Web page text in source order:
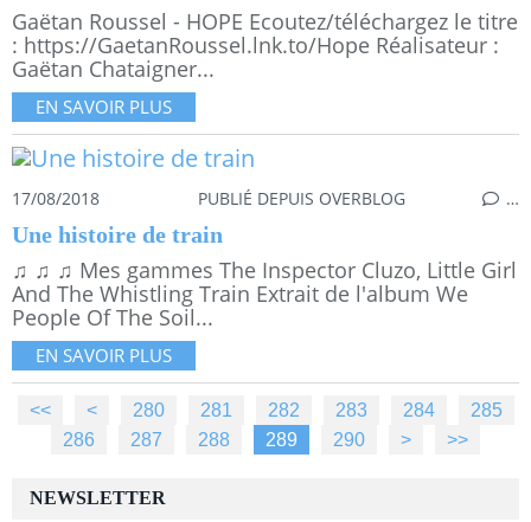
Gaëtan Roussel - HOPE Ecoutez/téléchargez le titre
: https://GaetanRoussel.lnk.to/Hope Réalisateur :
Gaëtan Chataigner...
EN SAVOIR PLUS
17/08/2018 PUBLIÉ DEPUIS OVERBLOG …
Une histoire de train
♫ ♫ ♫ Mes gammes The Inspector Cluzo, Little Girl
And The Whistling Train Extrait de l'album We
People Of The Soil...
EN SAVOIR PLUS
<< < 200
210
220
230
240
250
260
270
280 281 282 283 284
285
286
287 288 289 290 300
400
500
> >>
NEWSLETTER